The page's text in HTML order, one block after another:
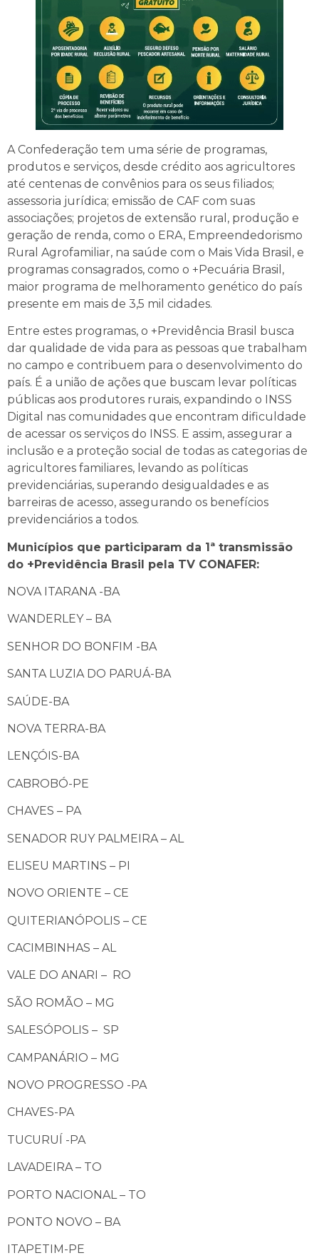
A Confederação tem uma série de programas,
produtos e serviços, desde crédito aos agricultores
até centenas de convênios para os seus filiados;
assessoria jurídica; emissão de CAF com suas
associações; projetos de extensão rural, produção e
geração de renda, como o ERA, Empreendedorismo
Rural Agrofamiliar, na saúde com o Mais Vida Brasil, e
programas consagrados, como o +Pecuária Brasil,
maior programa de melhoramento genético do país
presente em mais de 3,5 mil cidades.
Entre estes programas, o +Previdência Brasil busca
dar qualidade de vida para as pessoas que trabalham
no campo e contribuem para o desenvolvimento do
país. É a união de ações que buscam levar políticas
públicas aos produtores rurais, expandindo o INSS
Digital nas comunidades que encontram dificuldade
de acessar os serviços do INSS. E assim, assegurar a
inclusão e a proteção social de todas as categorias de
agricultores familiares, levando as políticas
previdenciárias, superando desigualdades e as
barreiras de acesso, assegurando os benefícios
previdenciários a todos.
Municípios que participaram da 1ª transmissão
do +Previdência Brasil pela TV CONAFER:
NOVA ITARANA -BA
WANDERLEY – BA
SENHOR DO BONFIM -BA
SANTA LUZIA DO PARUÁ-BA
SAÚDE-BA
NOVA TERRA-BA
LENÇÓIS-BA
CABROBÓ-PE
CHAVES – PA
SENADOR RUY PALMEIRA – AL
ELISEU MARTINS – PI
NOVO ORIENTE – CE
QUITERIANÓPOLIS – CE
CACIMBINHAS – AL
VALE DO ANARI – RO
SÃO ROMÃO – MG
SALESÓPOLIS – SP
CAMPANÁRIO – MG
NOVO PROGRESSO -PA
CHAVES-PA
TUCURUÍ -PA
LAVADEIRA – TO
PORTO NACIONAL – TO
PONTO NOVO – BA
ITAPETIM-PE